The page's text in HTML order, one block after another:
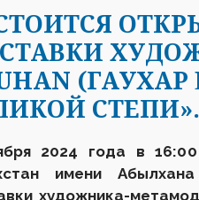
СТЕПИ».
2024 года в
имени
художника-